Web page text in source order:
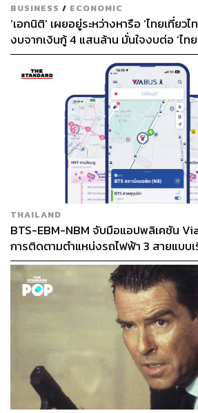
BUSINESS / ECONOMIC
‘เอกนิติ’ เผยอยู่ระหว่างหารือ ‘ไทยเที่ยว
งบจากเงินกู้ 4 แสนล้าน มั่นใจงบต่อ ‘ไท
เฟส 2 มีเพียงพอ
THAILAND
BTS-EBM-NBM จับมือแอปพลิเคชัน
การติดตามตำแหน่งรถไฟฟ้า 3 สายแบบ